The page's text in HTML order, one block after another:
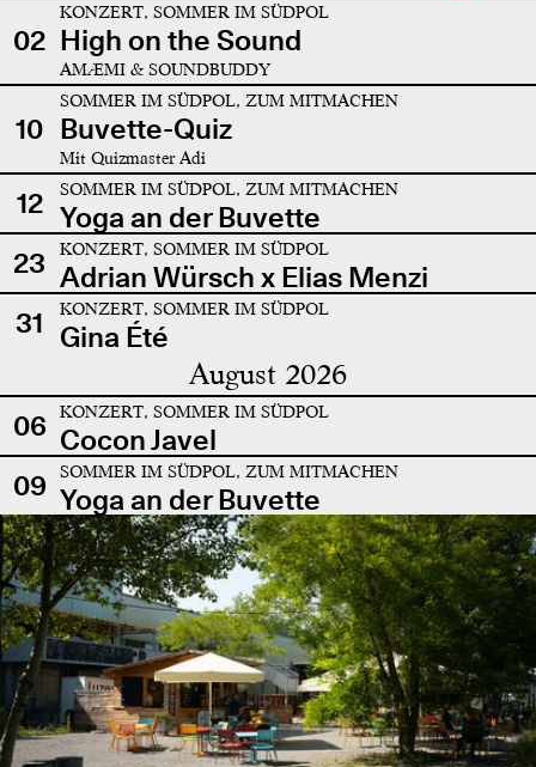
02
KONZERT, SOMMER IM SÜDPOL
High on the Sound
AMÆMI & SOUNDBUDDY
10
SOMMER IM SÜDPOL, ZUM MITMACHEN
Buvette-Quiz
Mit Quizmaster Adi
12 SOMMER IM SÜDPOL, ZUM MITMACHEN
Yoga an der Buvette
23
KONZERT, SOMMER IM SÜDPOL
Adrian Würsch x Elias Menzi
31
KONZERT, SOMMER IM SÜDPOL
Gina Été
August 2026
06 KONZERT, SOMMER IM SÜDPOL
Cocon Javel
09
SOMMER IM SÜDPOL, ZUM MITMACHEN
Yoga an der Buvette